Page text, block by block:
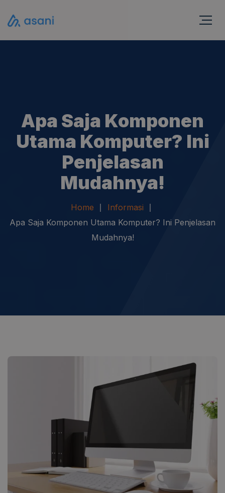
Apa Saja Komponen
Utama Komputer? Ini
Penjelasan
Mudahnya!
Home
Informasi
Apa Saja Komponen Utama Komputer? Ini Penjelasan
Mudahnya!